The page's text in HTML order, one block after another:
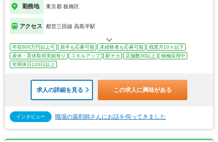
勤務地 東京都 板橋区
アクセス 都営三田線 高島平駅
年収800万円以上可 新卒も応募可能 未経験者も応募可能
残業月10ｈ以下
産休・育休取得実績有り
スキルアップ 駅チカ 店舗数30以上
積極採用中
年間休日120日以上
求人の詳細を見る この求人に興味がある
インタビュー 職場の薬剤師さんにお話を伺ってきました